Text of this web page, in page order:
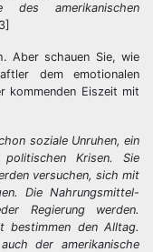
des amerikanischen
Aber schauen Sie, wie
dem emotionalen
kommenden Eiszeit mit
soziale Unruhen, ein
Krisen. Sie
versuchen, sich mit
Die Nahrungsmittel-
Regierung werden.
bestimmen den Alltag.
der amerikanische